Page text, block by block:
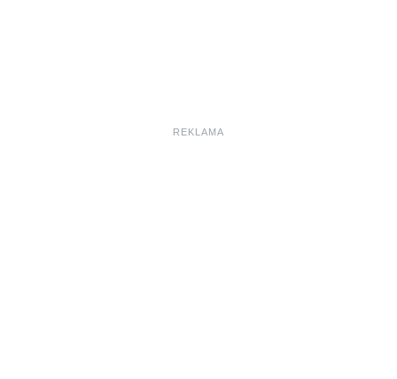
REKLAMA